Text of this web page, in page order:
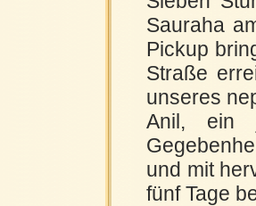
Sauraha
Pickup
Straße
unseres
Anil, ein
und mit
fünf Tage